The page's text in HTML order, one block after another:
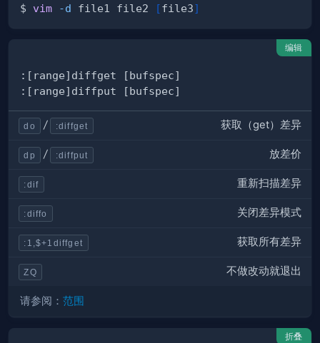
$ vim -d file1 file2 [file3]
编辑
do / :diffget 获取（get）差异
dp / :diffput 放差价
:dif 重新扫描差异
:diffo 关闭差异模式
:1,$+1diffget 获取所有差异
ZQ 不做改动就退出
请参阅： 范围
折叠